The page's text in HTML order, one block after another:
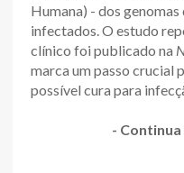
Humana) - dos
infectados. O estudo
clínico foi publicado na
marca um passo crucial
possível cura para
-